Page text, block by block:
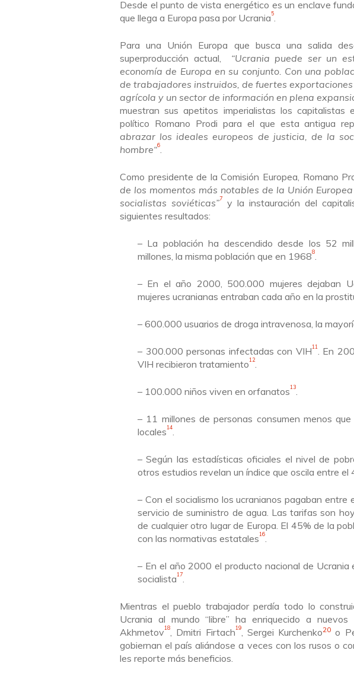
Desde el punto de vista energético es un enclave
que llega a Europa pasa por Ucrania5.
Parauna Unión Europa que busca una salida
superproducción actual, “Ucrania puede ser un
economía de Europa en su conjunto. Con una
de trabajadores instruidos, de fuertes
agrícola y un sector de información en plena
muestran sus apetitos imperialistas los
político Romano Prodi para el que esta antigua
abrazar los ideales europeos de justicia, de la
hombre“6.
Como presidente de la Comisión Europea, Romano
de los momentos más notables de la Unión
socialistas soviéticas”7
y la instauración del
siguientes resultados:
– La población ha descendido desde los 52
millones, la misma población que en 19688.
– En el año 2000, 500.000 mujeres dejaban
mujeres ucranianas entraban cada año en la
– 600.000 usuarios de droga intravenosa, la
– 300.000 personas infectadas con VIH11. En
VIH recibieron tratamiento12.
– 100.000 niños viven en orfanatos13.
– 11 millones de personas consumen menos
locales14.
–Según las estadísticas oficiales el nivel de
otros estudios revelan un índice que oscila entre el
– Con el socialismo los ucranianos pagaban entre
servicio de suministro de agua. Las tarifas son hoy
de cualquier otro lugar de Europa. El 45% de la
con las normativas estatales16.
– En el año 2000 el producto nacional de
socialista17.
Mientras el pueblo trabajador perdía todo lo
Ucrania al mundo “libre” ha enriquecido a nuevos
Akhmetov18, Dmitri Firtach19, Sergei Kurchenko20 o
gobiernan el país aliándose a veces con los rusos o
les reporte más beneficios.